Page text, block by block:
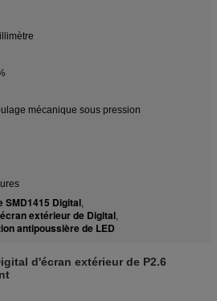
mécanique sous pression
SMD1415 Digital,
extérieur de Digital,
antipoussière de LED
d'écran extérieur de P2.6